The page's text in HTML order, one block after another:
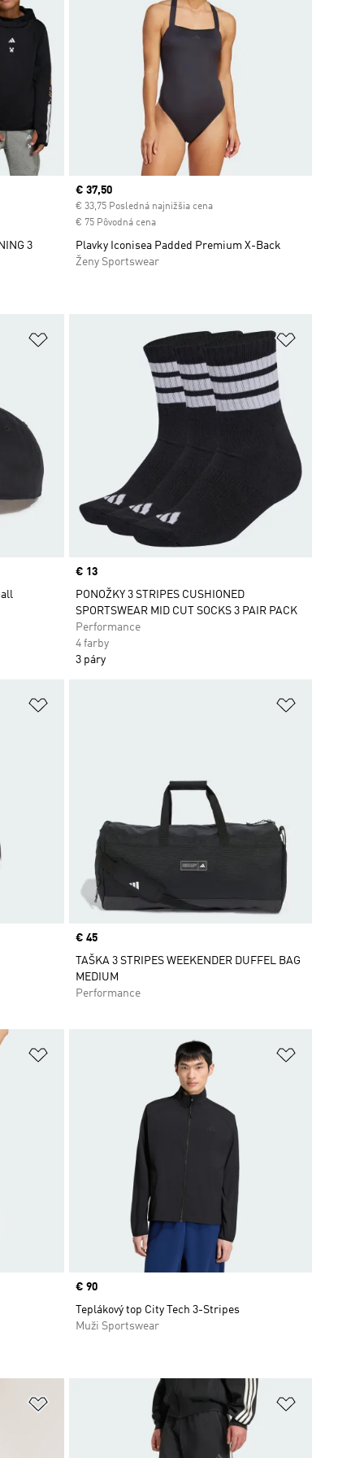
3
Current price
€ 37,50
€ 33,75 Posledná najnižšia cena
€ 75 Pôvodná cena
Plavky Iconisea Padded Premium X-Back
Ženy Sportswear
Pridať do zoznamu želaných položiek
Price
€ 13
PONOŽKY 3 STRIPES CUSHIONED
SPORTSWEAR MID CUT SOCKS 3 PAIR PACK
Performance
4 farby
3 páry
Price
€ 45
TAŠKA 3 STRIPES WEEKENDER DUFFEL BAG
MEDIUM
Performance
Pridať do zoznamu želaných položiek
Price
€ 90
Teplákový top City Tech 3-Stripes
Muži Sportswear
Pridať do zoznamu želaných položiek